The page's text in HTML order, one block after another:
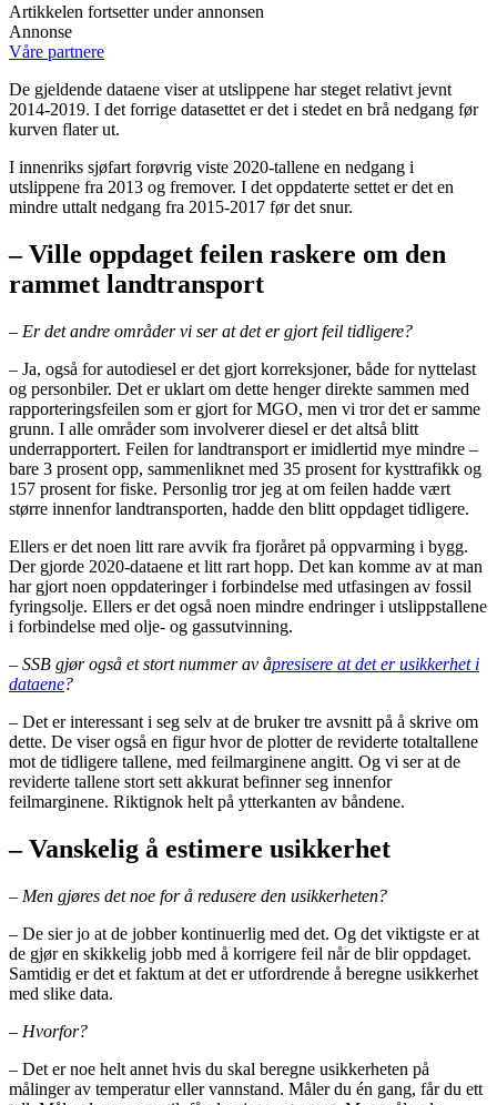
Artikkelen fortsetter under annonsen
Annonse
Våre partnere
De gjeldende dataene viser at utslippene har steget relativt jevnt
2014-2019. I det forrige datasettet er det i stedet en brå nedgang før
kurven flater ut.
I innenriks sjøfart forøvrig viste 2020-tallene en nedgang i
utslippene fra 2013 og fremover. I det oppdaterte settet er det en
mindre uttalt nedgang fra 2015-2017 før det snur.
– Ville oppdaget feilen raskere om den
rammet landtransport
– Er det andre områder vi ser at det er gjort feil tidligere?
– Ja, også for autodiesel er det gjort korreksjoner, både for nyttelast
og personbiler. Det er uklart om dette henger direkte sammen med
rapporteringsfeilen som er gjort for MGO, men vi tror det er samme
grunn. I alle områder som involverer diesel er det altså blitt
underrapportert. Feilen for landtransport er imidlertid mye mindre –
bare 3 prosent opp, sammenliknet med 35 prosent for kysttrafikk og
157 prosent for fiske. Personlig tror jeg at om feilen hadde vært
større innenfor landtransporten, hadde den blitt oppdaget tidligere.
Ellers er det noen litt rare avvik fra fjoråret på oppvarming i bygg.
Der gjorde 2020-dataene et litt rart hopp. Det kan komme av at man
har gjort noen oppdateringer i forbindelse med utfasingen av fossil
fyringsolje. Ellers er det også noen mindre endringer i utslippstallene
i forbindelse med olje- og gassutvinning.
– SSB gjør også et stort nummer av åpresisere at det er usikkerhet i
dataene?
– Det er interessant i seg selv at de bruker tre avsnitt på å skrive om
dette. De viser også en figur hvor de plotter de reviderte totaltallene
mot de tidligere tallene, med feilmarginene angitt. Og vi ser at de
reviderte tallene stort sett akkurat befinner seg innenfor
feilmarginene. Riktignok helt på ytterkanten av båndene.
– Vanskelig å estimere usikkerhet
– Men gjøres det noe for å redusere den usikkerheten?
– De sier jo at de jobber kontinuerlig med det. Og det viktigste er at
de gjør en skikkelig jobb med å korrigere feil når de blir oppdaget.
Samtidig er det et faktum at det er utfordrende å beregne usikkerhet
med slike data.
– Hvorfor?
– Det er noe helt annet hvis du skal beregne usikkerheten på
målinger av temperatur eller vannstand. Måler du én gang, får du ett